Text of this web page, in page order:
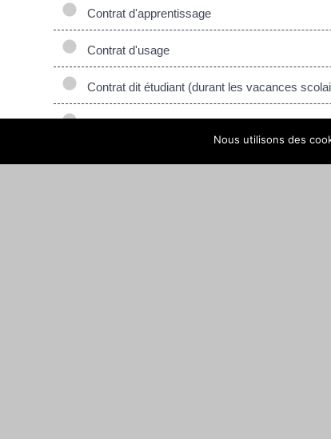
Contrat d'apprentissage
Contrat d'usage
Contrat dit étudiant (durant les vacances
Nous utilisons des